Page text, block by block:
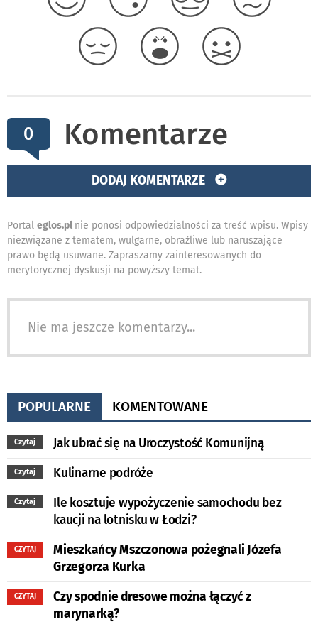
0 Komentarze
DODAJ KOMENTARZE
Portal eglos.pl nie ponosi odpowiedzialności za treść wpisu. Wpisy
niezwiązane z tematem, wulgarne, obraźliwe lub naruszające
prawo będą usuwane. Zapraszamy zainteresowanych do
merytorycznej dyskusji na powyższy temat.
Nie ma jeszcze komentarzy...
POPULARNE KOMENTOWANE
Czytaj Jak ubrać się na Uroczystość Komunijną
Czytaj Kulinarne podróże
Czytaj
Ile kosztuje wypożyczenie samochodu bez
kaucji na lotnisku w Łodzi?
CZYTAJ
Mieszkańcy Mszczonowa pożegnali Józefa
Grzegorza Kurka
CZYTAJ
Czy spodnie dresowe można łączyć z
marynarką?